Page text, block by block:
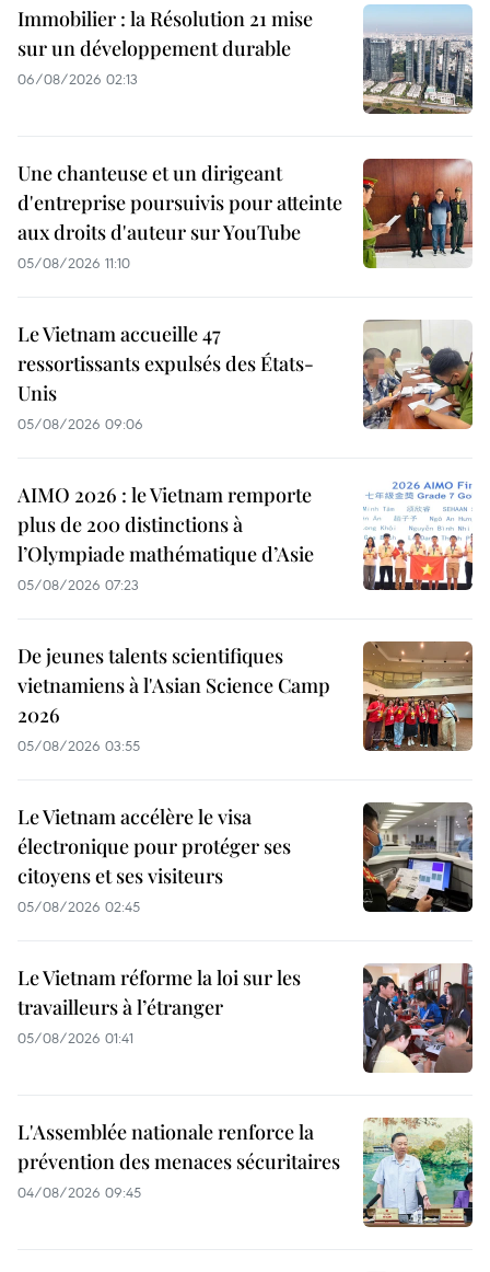
Immobilier : la Résolution 21 mise
sur un développement durable
06/08/2026 02:13
Une chanteuse et un dirigeant
d'entreprise poursuivis pour atteinte
aux droits d'auteur sur YouTube
05/08/2026 11:10
Le Vietnam accueille 47
ressortissants expulsés des États-
Unis
05/08/2026 09:06
AIMO 2026 : le Vietnam remporte
plus de 200 distinctions à
l’Olympiade mathématique d’Asie
05/08/2026 07:23
De jeunes talents scientifiques
vietnamiens à l'Asian Science Camp
2026
05/08/2026 03:55
Le Vietnam accélère le visa
électronique pour protéger ses
citoyens et ses visiteurs
05/08/2026 02:45
Le Vietnam réforme la loi sur les
travailleurs à l’étranger
05/08/2026 01:41
L'Assemblée nationale renforce la
prévention des menaces sécuritaires
04/08/2026 09:45